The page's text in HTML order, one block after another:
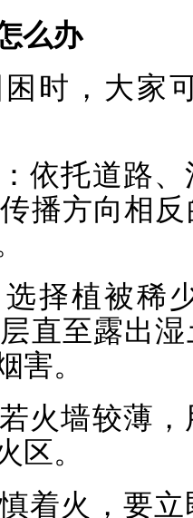
么办
时，大家
依托道路
传播方向相
择植被稀
直至露出
害。
火墙较薄
区。
着火，要